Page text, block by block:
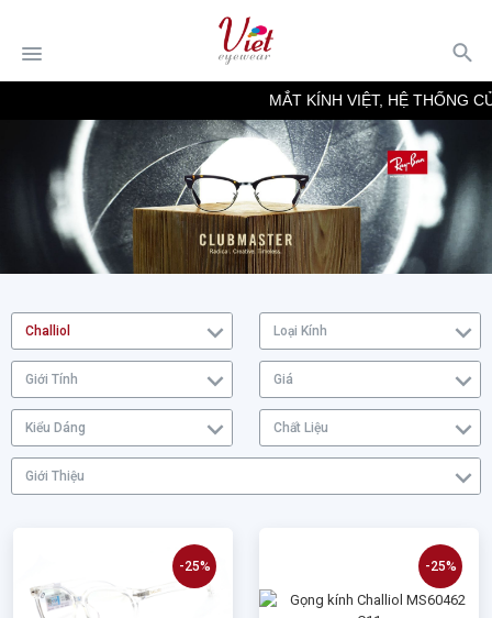
MẮT KÍNH VIỆT, HỆ THỐNG
Challiol Loại Kính
Giới Tính Giá
Kiểu Dáng Chất Liệu
Giới Thiệu
-25% -25%